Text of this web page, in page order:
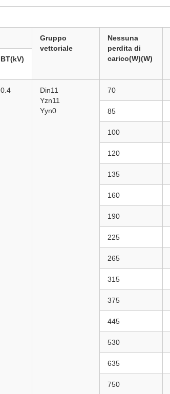
Gruppo
vettoriale
Nessuna
perdita di
carico(W)(W)
BT(kV)
0.4
Din11
Yzn11
Yyn0
70
85
100
120
135
160
190
225
265
315
375
445
530
635
750